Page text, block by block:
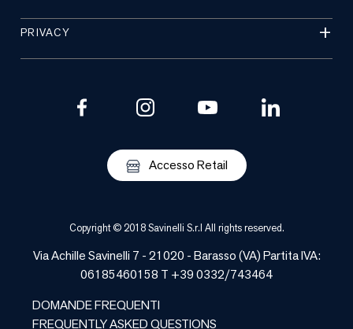
PRIVACY
Accesso Retail
Copyright © 2018 Savinelli S.r.l All rights reserved.
Via Achille Savinelli 7 - 21020 -Barasso(VA) Partita IVA:
06185460158 T +39 0332/743464
DOMANDE FREQUENTI
FREQUENTLY ASKED QUESTIONS